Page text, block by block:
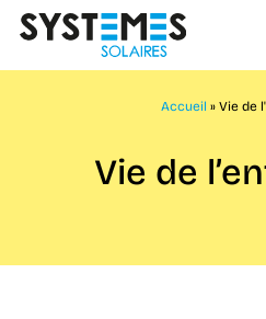
Passer
contenu
Accueil » Vie de
Vie de